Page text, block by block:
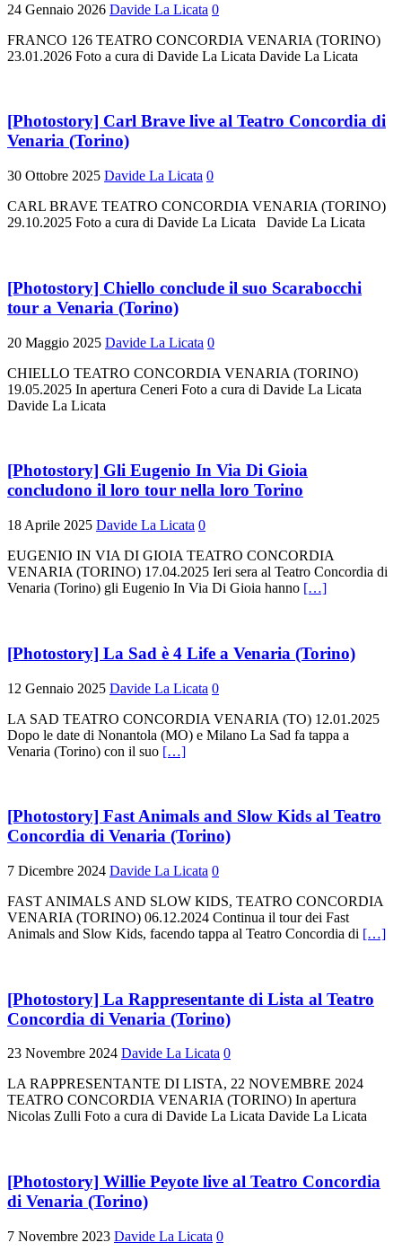
24 Gennaio 2026 Davide La Licata 0
FRANCO 126 TEATRO CONCORDIA VENARIA (TORINO)
23.01.2026 Foto a cura di Davide La Licata Davide La Licata
[Photostory] Carl Brave live al Teatro Concordia di
Venaria (Torino)
30 Ottobre 2025 Davide La Licata 0
CARL BRAVE TEATRO CONCORDIA VENARIA (TORINO)
29.10.2025 Foto a cura di Davide La Licata Davide La Licata
[Photostory] Chiello conclude il suo Scarabocchi
tour a Venaria (Torino)
20 Maggio 2025 Davide La Licata 0
CHIELLO TEATRO CONCORDIA VENARIA (TORINO)
19.05.2025 In apertura Ceneri Foto a cura di Davide La Licata
Davide La Licata
[Photostory] Gli Eugenio In Via Di Gioia
concludono il loro tour nella loro Torino
18 Aprile 2025 Davide La Licata 0
EUGENIO IN VIA DI GIOIA TEATRO CONCORDIA
VENARIA (TORINO) 17.04.2025 Ieri sera al Teatro Concordia di
Venaria (Torino) gli Eugenio In Via Di Gioia hanno […]
[Photostory] La Sad è 4 Life a Venaria (Torino)
12 Gennaio 2025 Davide La Licata 0
LA SAD TEATRO CONCORDIA VENARIA (TO) 12.01.2025
Dopo le date di Nonantola (MO) e Milano La Sad fa tappa a
Venaria (Torino) con il suo […]
[Photostory] Fast Animals and Slow Kids al Teatro
Concordia di Venaria (Torino)
7 Dicembre 2024 Davide La Licata 0
FAST ANIMALS AND SLOW KIDS, TEATRO CONCORDIA
VENARIA (TORINO) 06.12.2024 Continua il tour dei Fast
Animals and Slow Kids, facendo tappa al Teatro Concordia di […]
[Photostory] La Rappresentante di Lista al Teatro
Concordia di Venaria (Torino)
23 Novembre 2024 Davide La Licata 0
LA RAPPRESENTANTE DI LISTA, 22 NOVEMBRE 2024
TEATRO CONCORDIA VENARIA (TORINO) In apertura
Nicolas Zulli Foto a cura di Davide La Licata Davide La Licata
[Photostory] Willie Peyote live al Teatro Concordia
di Venaria (Torino)
7 Novembre 2023 Davide La Licata 0